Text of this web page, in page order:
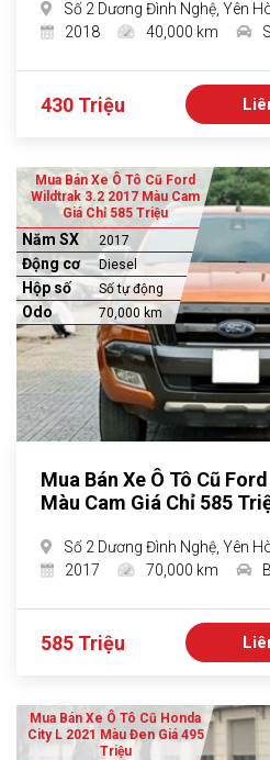
Số 2 Dương Đình Nghệ, Yên
2018
40,000 km
430 Triệu
Mua Bán Xe Ô Tô Cũ Ford
Wildtrak 3.2 2017 Màu Cam
Giá Chỉ 585 Triệu
Năm SX 2017
Động cơ Diesel
Hộp số Số tự động
Odo 70,000 km
Mua Bán Xe Ô Tô Cũ
Màu Cam Giá Chỉ 585
Số 2 Dương Đình Nghệ, Yên
2017
70,000 km
585 Triệu
Mua Bán Xe Ô Tô Cũ Honda
City L 2021 Màu Đen Giá 495
Triệu